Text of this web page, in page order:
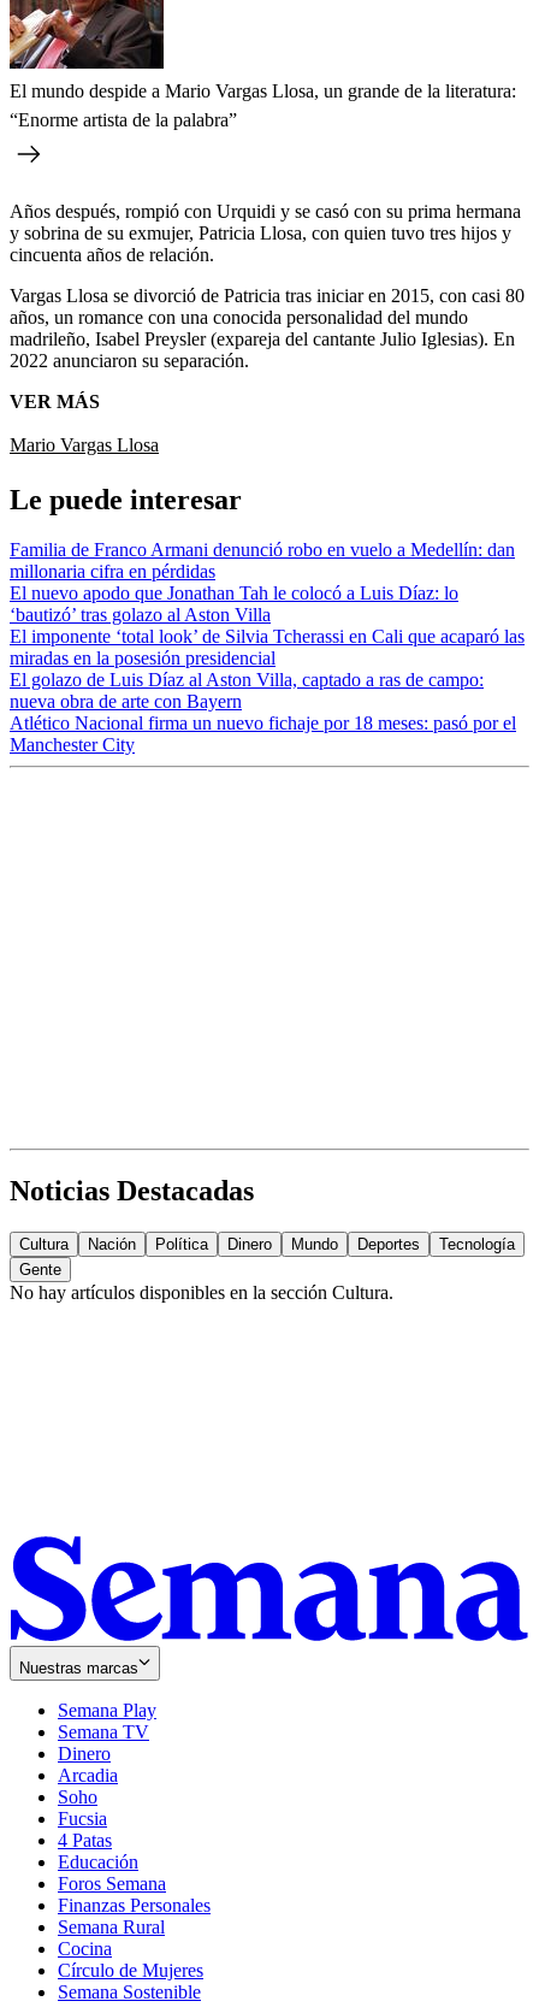
El mundo despide a Mario Vargas Llosa, un grande de la literatura:
“Enorme artista de la palabra”
Años después, rompió con Urquidi y se casó con su prima hermana
y sobrina de su exmujer, Patricia Llosa, con quien tuvo tres hijos y
cincuenta años de relación.
Vargas Llosa se divorció de Patricia tras iniciar en 2015, con casi 80
años, un romance con una conocida personalidad del mundo
madrileño, Isabel Preysler (expareja del cantante Julio Iglesias). En
2022 anunciaron su separación.
VER MÁS
Mario Vargas Llosa
Le puede interesar
Familia de Franco Armani denunció robo en vuelo a Medellín: dan
millonaria cifra en pérdidas
El nuevo apodo que Jonathan Tah le colocó a Luis Díaz: lo
‘bautizó’ tras golazo al Aston Villa
El imponente ‘total look’ de Silvia Tcherassi en Cali que acaparó las
miradas en la posesión presidencial
El golazo de Luis Díaz al Aston Villa, captado a ras de campo:
nueva obra de arte con Bayern
Atlético Nacional firma un nuevo fichaje por 18 meses: pasó por el
Manchester City
Noticias Destacadas
Cultura Nación Política Dinero Mundo Deportes
Tecnología
Gente
No hay artículos disponibles en la sección Cultura.
Nuestras marcas
Semana Play
Semana TV
Dinero
Arcadia
Soho
in
new
window
Fucsia
in
new
window
4 Patas
Educación
Foros Semana
Finanzas Personales
Semana Rural
Cocina
Círculo de Mujeres
Semana Sostenible